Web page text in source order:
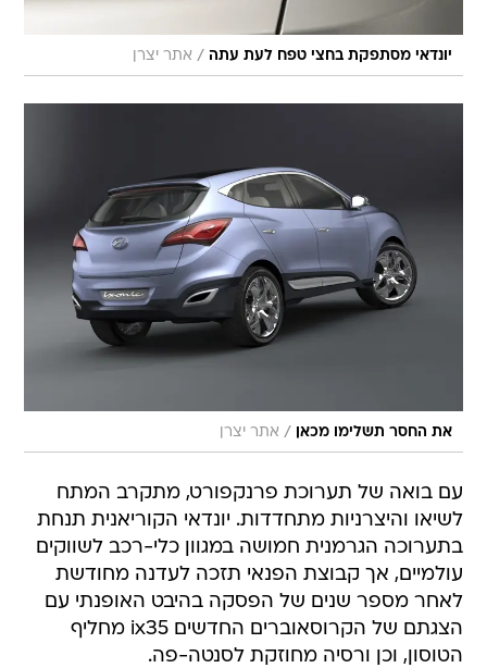
יונדאי מסתפקת בחצי טפח לעת עתה / אתר יצרן
את החסר תשלימו מכאן / אתר יצרן
עם בואה של תערוכת פרנקפורט, מתקרב המתח
לשיאו והיצרניות מתחדדות. יונדאי הקוריאנית תנחת
בתערוכה הגרמנית חמושה במגוון כלי-רכב לשווקים
עולמיים, אך קבוצת הפנאי תזכה לעדנה מחודשת
לאחר מספר שנים של הפסקה בהיבט האופנתי עם
הצגתם של הקרוסאוברים החדשים ix35 מחליף
הטוסון, וכן ורסיה מחוזקת לסנטה-פה.